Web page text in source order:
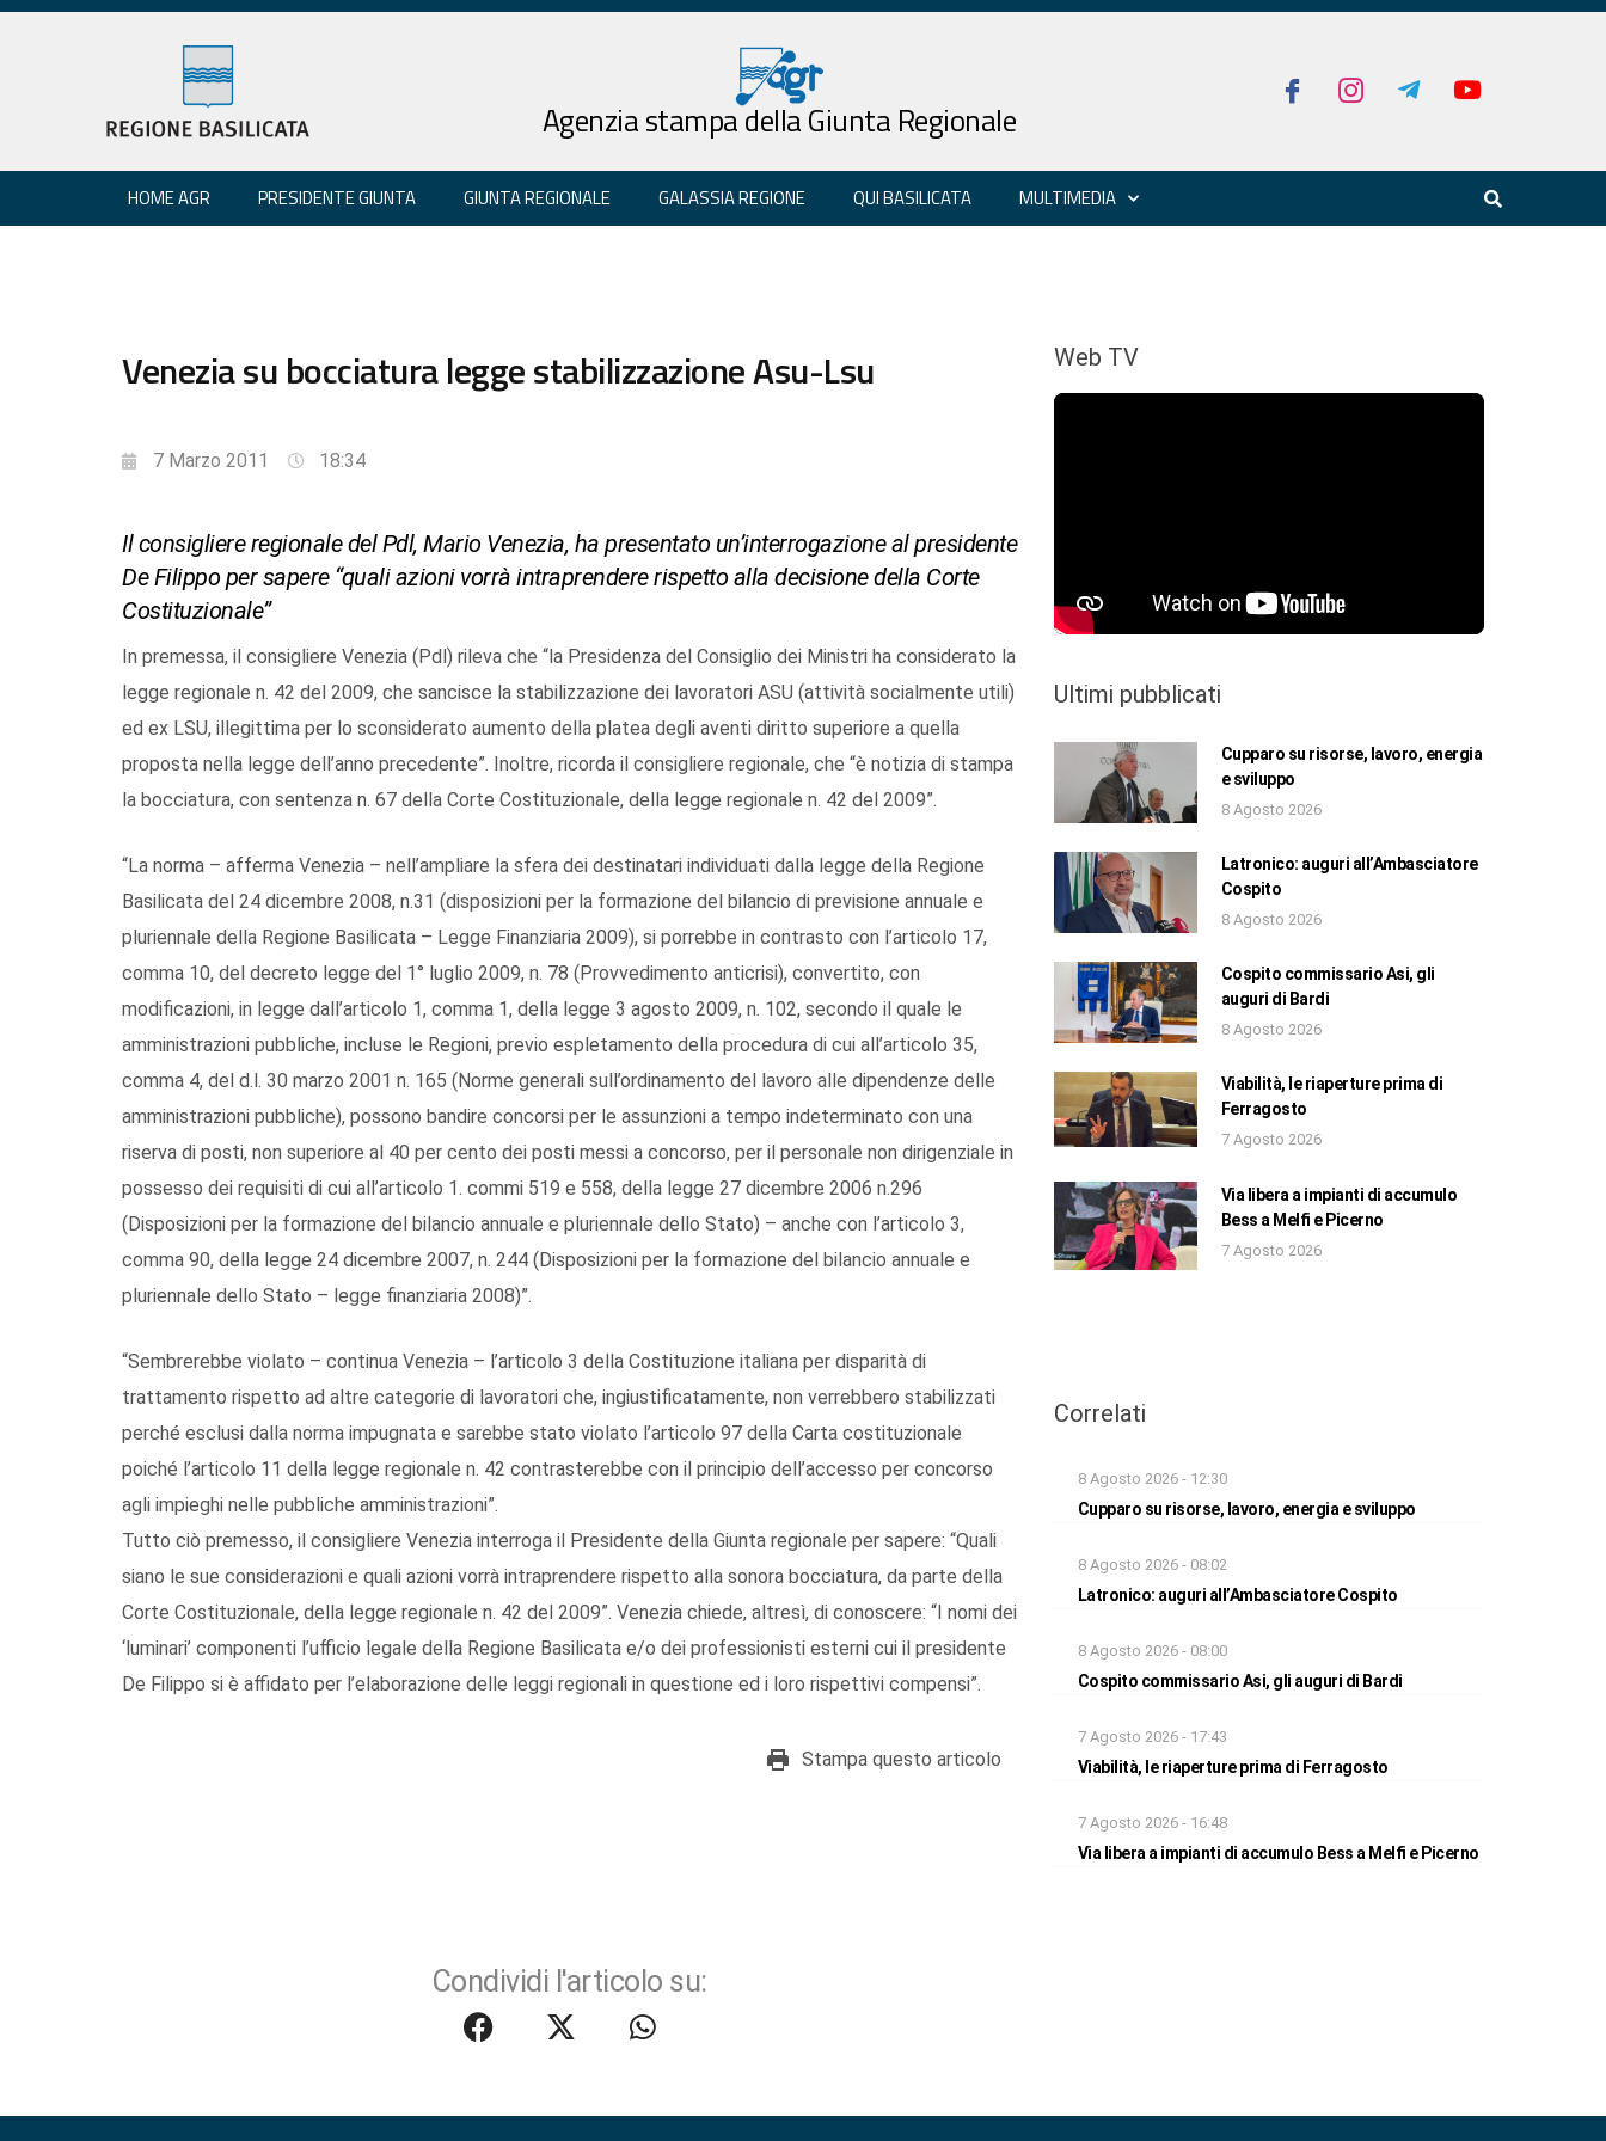
Agenzia stampa della Giunta Regionale
HOME AGR PRESIDENTE GIUNTA GIUNTA REGIONALE GALASSIA REGIONE QUI BASILICATA MULTIMEDIA
Venezia su bocciatura legge stabilizzazione Asu-Lsu
7 Marzo 2011 18:34
Il consigliere regionale del Pdl, Mario Venezia, ha presentato un’interrogazione al presidente
De Filippo per sapere “quali azioni vorrà intraprendere rispetto alla decisione della Corte
Costituzionale”
In premessa, il consigliere Venezia (Pdl) rileva che “la Presidenza del Consiglio dei Ministri ha considerato la
legge regionale n. 42 del 2009, che sancisce la stabilizzazione dei lavoratori ASU (attività socialmente utili)
ed ex LSU, illegittima per lo sconsiderato aumento della platea degli aventi diritto superiore a quella
proposta nella legge dell’anno precedente”. Inoltre, ricorda il consigliere regionale, che “è notizia di stampa
la bocciatura, con sentenza n. 67 della Corte Costituzionale, della legge regionale n. 42 del 2009”.
“La norma – afferma Venezia – nell’ampliare la sfera dei destinatari individuati dalla legge della Regione
Basilicata del 24 dicembre 2008, n.31 (disposizioni per la formazione del bilancio di previsione annuale e
pluriennale della Regione Basilicata – Legge Finanziaria 2009), si porrebbe in contrasto con l’articolo 17,
comma 10, del decreto legge del 1° luglio 2009, n. 78 (Provvedimento anticrisi), convertito, con
modificazioni, in legge dall’articolo 1, comma 1, della legge 3 agosto 2009, n. 102, secondo il quale le
amministrazioni pubbliche, incluse le Regioni, previo espletamento della procedura di cui all’articolo 35,
comma 4, del d.l. 30 marzo 2001 n. 165 (Norme generali sull’ordinamento del lavoro alle dipendenze delle
amministrazioni pubbliche), possono bandire concorsi per le assunzioni a tempo indeterminato con una
riserva di posti, non superiore al 40 per cento dei posti messi a concorso, per il personale non dirigenziale in
possesso dei requisiti di cui all’articolo 1. commi 519 e 558, della legge 27 dicembre 2006 n.296
(Disposizioni per la formazione del bilancio annuale e pluriennale dello Stato) – anche con l’articolo 3,
comma 90, della legge 24 dicembre 2007, n. 244 (Disposizioni per la formazione del bilancio annuale e
pluriennale dello Stato – legge finanziaria 2008)”.
“Sembrerebbe violato – continua Venezia – l’articolo 3 della Costituzione italiana per disparità di
trattamento rispetto ad altre categorie di lavoratori che, ingiustificatamente, non verrebbero stabilizzati
perché esclusi dalla norma impugnata e sarebbe stato violato l’articolo 97 della Carta costituzionale
poiché l’articolo 11 della legge regionale n. 42 contrasterebbe con il principio dell’accesso per concorso
agli impieghi nelle pubbliche amministrazioni”.
Tutto ciò premesso, il consigliere Venezia interroga il Presidente della Giunta regionale per sapere: “Quali
siano le sue considerazioni e quali azioni vorrà intraprendere rispetto alla sonora bocciatura, da parte della
Corte Costituzionale, della legge regionale n. 42 del 2009”. Venezia chiede, altresì, di conoscere: “I nomi dei
‘luminari’ componenti l’ufficio legale della Regione Basilicata e/o dei professionisti esterni cui il presidente
De Filippo si è affidato per l’elaborazione delle leggi regionali in questione ed i loro rispettivi compensi”.
Stampa questo articolo
Condividi l'articolo su:
Web TV
Ultimi pubblicati
Cupparo su risorse, lavoro, energia
e sviluppo
8 Agosto 2026
Latronico: auguri all’Ambasciatore
Cospito
8 Agosto 2026
Cospito commissario Asi, gli
auguri di Bardi
8 Agosto 2026
Viabilità, le riaperture prima di
Ferragosto
7 Agosto 2026
Via libera a impianti di accumulo
Bess a Melfi e Picerno
7 Agosto 2026
Correlati
8 Agosto 2026 - 12:30
Cupparo su risorse, lavoro, energia e sviluppo
8 Agosto 2026 - 08:02
Latronico: auguri all’Ambasciatore Cospito
8 Agosto 2026 - 08:00
Cospito commissario Asi, gli auguri di Bardi
7 Agosto 2026 - 17:43
Viabilità, le riaperture prima di Ferragosto
7 Agosto 2026 - 16:48
Via libera a impianti di accumulo Bess a Melfi e Picerno